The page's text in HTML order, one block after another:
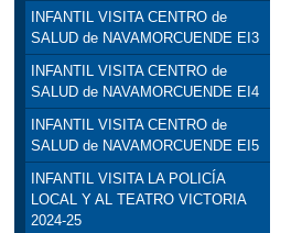
INFANTIL VISITA CENTRO de
SALUD de NAVAMORCUENDE EI3
INFANTIL VISITA CENTRO de
SALUD de NAVAMORCUENDE EI4
INFANTIL VISITA CENTRO de
SALUD de NAVAMORCUENDE EI5
INFANTIL VISITA LA POLICÍA
LOCAL Y AL TEATRO VICTORIA
2024-25